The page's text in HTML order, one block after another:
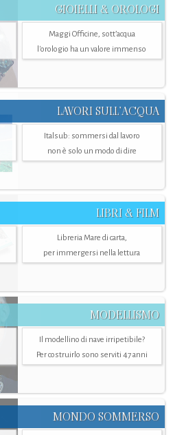
GIOIELLI & OROLOGI
Maggi Officine, sott’acqua
l'orologio ha un valore immenso
LAVORI SULL’ACQUA
Italsub: sommersi dal lavoro
non è solo un modo di dire
LIBRI & FILM
Libreria Mare di carta,
per immergersi nella lettura
MODELLISMO
Il modellino di nave irripetibile?
Per costruirlo sono serviti 47 anni
MONDO SOMMERSO